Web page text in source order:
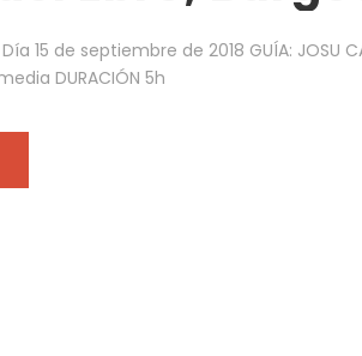
Día 15 de septiembre de 2018 GUÍA: JOSU
DURACIÓN 5h